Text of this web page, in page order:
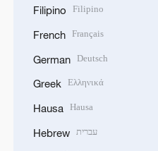
Filipino Filipino
French Français
German Deutsch
Greek Ελληνικά
Hausa Hausa
Hebrew עברית